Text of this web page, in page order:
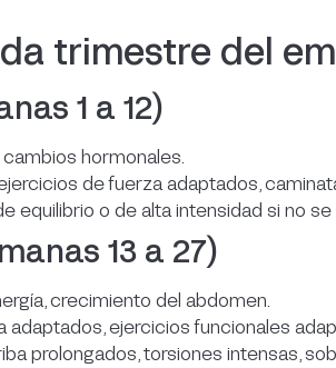
trimestre del
1 a 12)
hormonales.
de fuerza adaptados,
equilibrio o de alta intensidad si no
13 a 27)
crecimiento del abdomen.
adaptados, ejercicios funcionales
prolongados, torsiones intensas,